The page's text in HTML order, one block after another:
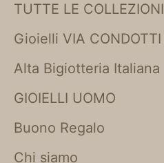
TUTTE LE COLLEZIONI
Gioielli VIA CONDOTTI
Alta Bigiotteria Italiana
GIOIELLI UOMO
Buono Regalo
Chi siamo